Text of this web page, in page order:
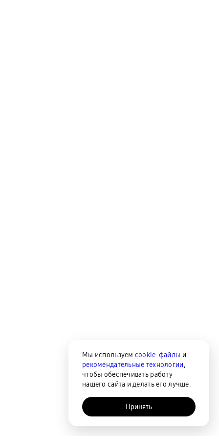
Мы используем cookie-файлы и
рекомендательные технологии,
чтобы обеспечивать работу
нашего сайта и делать его лучше.
Принять